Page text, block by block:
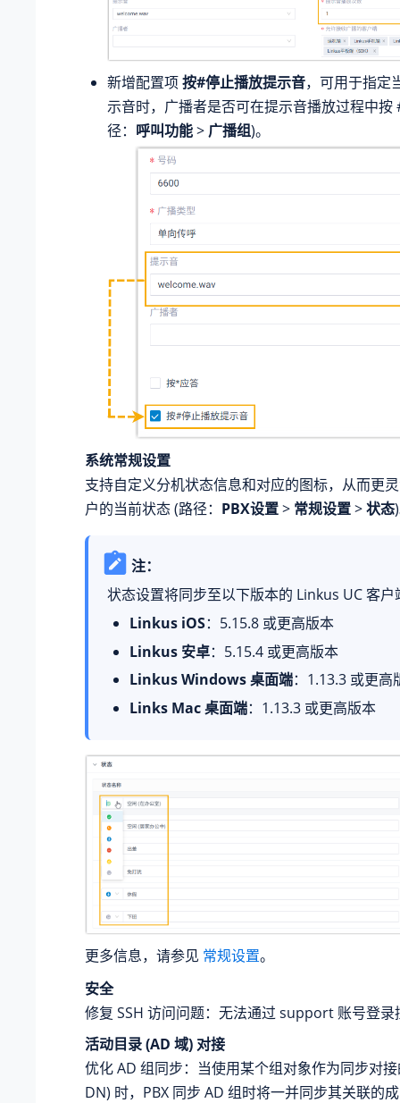
新增配置项按#停止播放提示音，可用于指定
示音时，广播者是否可在提示音播放过程中按
径： 呼叫功能> 广播组)。
系统常规设置
支持自定义分机状态信息和对应的图标，从而更
户的当前状态 (路径： PBX设置> 常规设置>状态
注：
状态设置将同步至以下版本的 Linkus UC 客户
Linkus iOS：5.15.8 或更高版本
Linkus 安卓：5.15.4 或更高版本
Linkus Windows 桌面端：1.13.3 或更高
Links Mac 桌面端：1.13.3 或更高版本
更多信息，请参见 常规设置。
安全
修复 SSH 访问问题：无法通过 support 账号登录
活动目录 (AD 域) 对接
优化 AD 组同步：当使用某个组对象作为同步对
DN) 时，PBX 同步 AD 组时将一并同步其关联的